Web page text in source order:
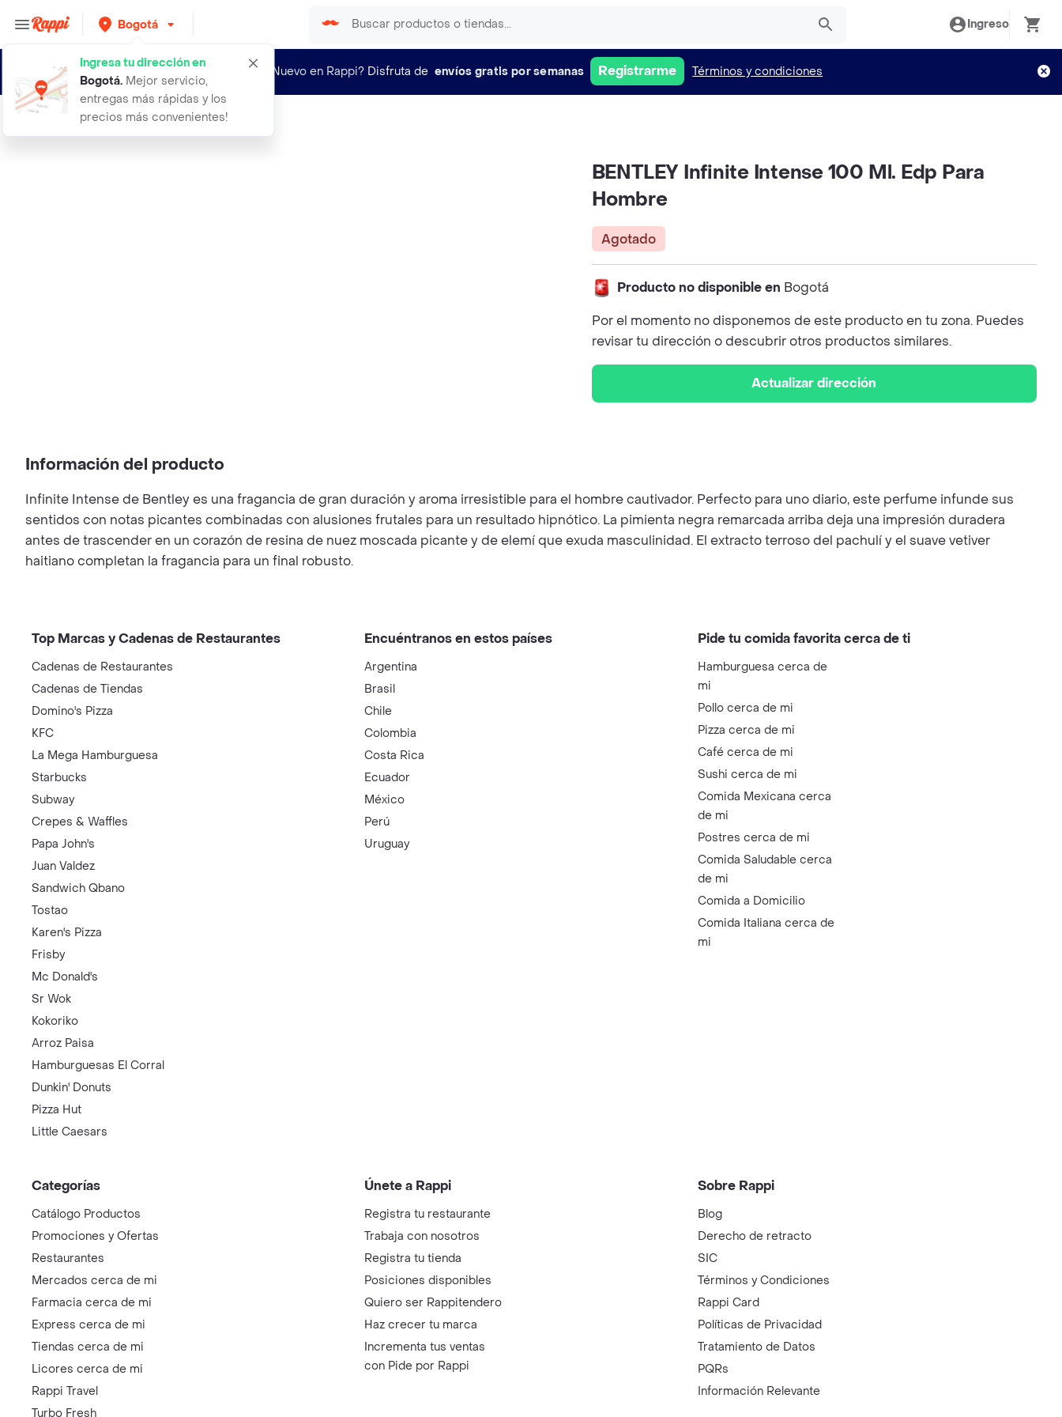
Bogotá
Ingresa tu dirección en
Bogotá. Mejor servicio,
entregas más rápidas y los
precios más convenientes!
Ingreso
¿Nuevo en Rappi? Disfruta de envíos gratis por semanas Registrarme Términos y condiciones
bentley infinite intense 100 ml edp
BENTLEY Infinite Intense 100 Ml. Edp Para
Hombre
Agotado
Producto no disponible en Bogotá
Por el momento no disponemos de este producto en tu zona. Puedes
revisar tu dirección o descubrir otros productos similares.
Actualizar dirección
Información del producto
Infinite Intense de Bentley es una fragancia de gran duración y aroma irresistible para el hombre cautivador. Perfecto para uno diario, este perfume infunde sus
sentidos con notas picantes combinadas con alusiones frutales para un resultado hipnótico. La pimienta negra remarcada arriba deja una impresión duradera
antes de trascender en un corazón de resina de nuez moscada picante y de elemí que exuda masculinidad. El extracto terroso del pachulí y el suave vetiver
haitiano completan la fragancia para un final robusto.
Top Marcas y Cadenas de Restaurantes
Cadenas de Restaurantes
Cadenas de Tiendas
Domino's Pizza
KFC
La Mega Hamburguesa
Starbucks
Subway
Crepes & Waffles
Papa John's
Juan Valdez
Sandwich Qbano
Tostao
Karen's Pizza
Frisby
Mc Donald's
Sr Wok
Kokoriko
Arroz Paisa
Hamburguesas El Corral
Dunkin' Donuts
Pizza Hut
Little Caesars
Encuéntranos en estos países
Argentina
Brasil
Chile
Colombia
Costa Rica
Ecuador
México
Perú
Uruguay
Pide tu comida favorita cerca de ti
Hamburguesa cerca de
mi
Pollo cerca de mi
Pizza cerca de mi
Café cerca de mi
Sushi cerca de mi
Comida Mexicana cerca
de mi
Postres cerca de mi
Comida Saludable cerca
de mi
Comida a Domicilio
Comida Italiana cerca de
mi
Categorías
Catálogo Productos
Promociones y Ofertas
Restaurantes
Mercados cerca de mi
Farmacia cerca de mi
Express cerca de mi
Tiendas cerca de mi
Licores cerca de mi
Rappi Travel
Turbo Fresh
Únete a Rappi
Registra tu restaurante
Trabaja con nosotros
Registra tu tienda
Posiciones disponibles
Quiero ser Rappitendero
Haz crecer tu marca
Incrementa tus ventas
con Pide por Rappi
Sobre Rappi
Blog
Derecho de retracto
SIC
Términos y Condiciones
Rappi Card
Políticas de Privacidad
Tratamiento de Datos
PQRs
Información Relevante